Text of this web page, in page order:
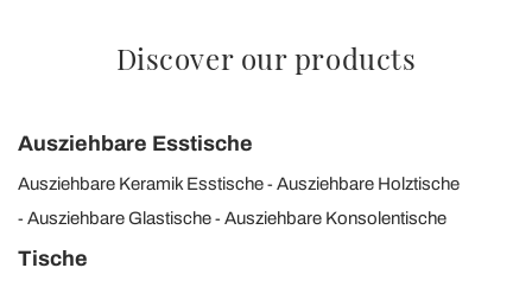
Discover our products
Ausziehbare Esstische
Ausziehbare Keramik Esstische
Ausziehbare Holztische
Ausziehbare Glastische
Ausziehbare Konsolentische
Tische